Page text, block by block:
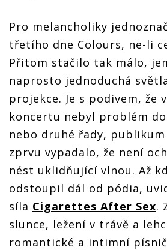
Pro melancholiky
třetího dne Colours, ne-li
Přitom stačilo tak málo,
naprosto jednoduchá
projekce. Je s podivem, že
koncertu nebyl problém
nebo druhé řady,
zprvu vypadalo, že není
nést uklidňující vlnou. Až
odstoupil dál od pódia,
síla Cigarettes After Sex.
slunce, ležení v trávě a
romantické a intimní